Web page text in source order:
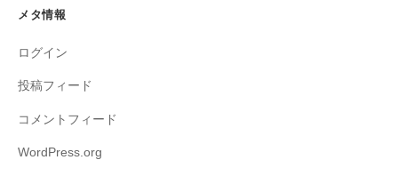
メタ情報
ログイン
投稿フィード
コメントフィード
WordPress.org